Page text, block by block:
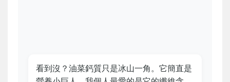
看到沒？油菜鈣質只是冰山一角。它簡直是